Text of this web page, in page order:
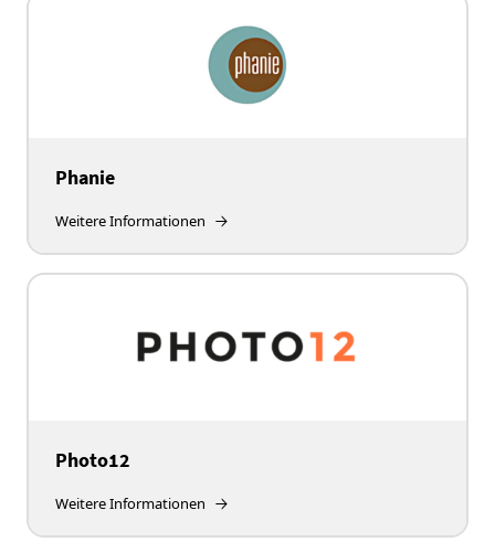
Phanie
Weitere Informationen
Photo12
Weitere Informationen